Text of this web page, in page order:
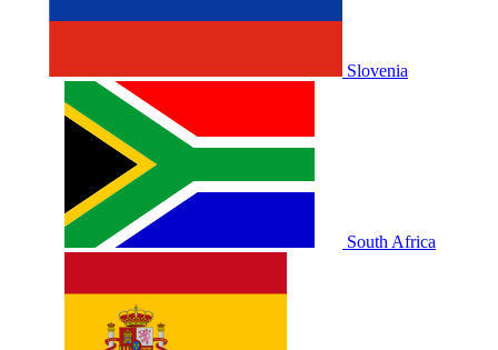
Slovenia
South Africa